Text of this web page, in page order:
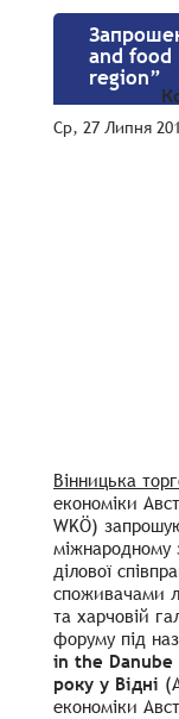
and food
region”
Ср, 27 Липня
Вінницька
економіки
WKÖ)
міжнародному
ділової
споживачами
та харчовій
форуму під
in the Danube
року у Відні
економіки